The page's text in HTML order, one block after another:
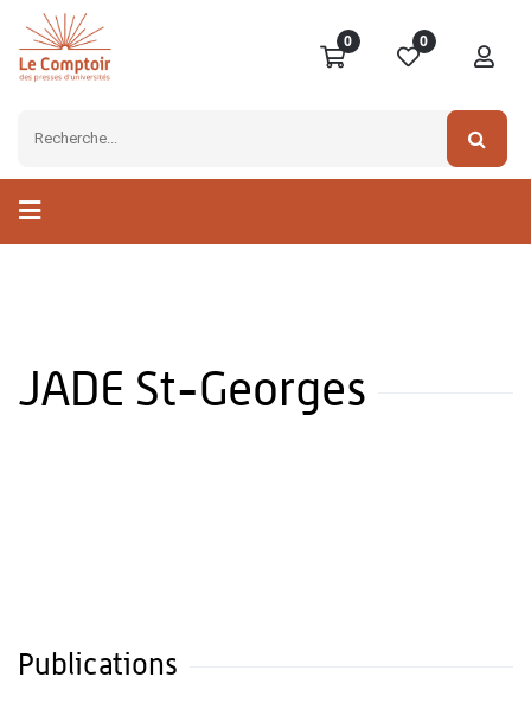
0 0
JADE St-Georges
Publications